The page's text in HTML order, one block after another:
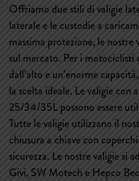
Offriamo due stili di valigie
laterale e le custodie a
massima protezione, le
sul mercato. Per i motociclisti
dall’alto e un’enorme
la scelta ideale. Le valigie con
25/34/35L possono essere
Tutte le valigie utilizzano il
chiusura a chiave con
sicurezza. Le nostre valigie si
Givi, SW Motech e Hepco